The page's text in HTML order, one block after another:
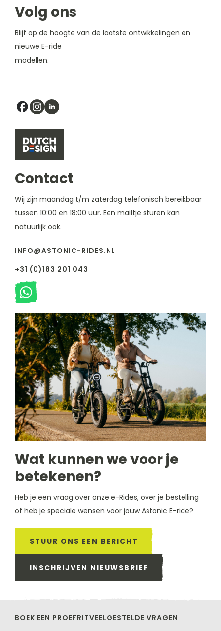
Volg ons
Blijf op de hoogte van de laatste ontwikkelingen en
nieuwe E-ride
modellen.
Contact
Wij zijn maandag t/m zaterdag telefonisch bereikbaar
tussen 10:00 en 18:00 uur. Een mailtje sturen kan
natuurlijk ook.
INFO@ASTONIC-RIDES.NL
+31 (0)183 201 043
Wat kunnen we voor je
betekenen?
Heb je een vraag over onze e-Rides, over je bestelling
of heb je speciale wensen voor jouw Astonic E-ride?
STUUR ONS EEN BERICHT
INSCHRIJVEN NIEUWSBRIEF
BOEK EEN PROEFRITVEELGESTELDE VRAGEN